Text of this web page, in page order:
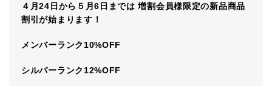
４月24日から５月6日までは 増割会員様限定の新品商品
割引が始まります！
メンバーランク10%OFF
シルバーランク12%OFF